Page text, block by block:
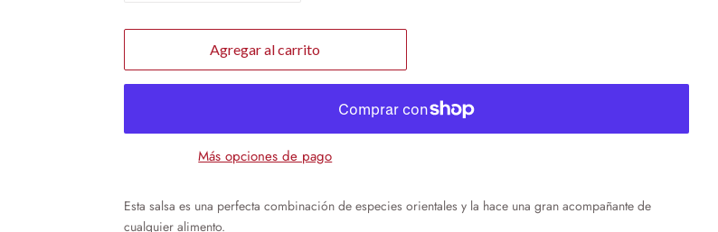
Agregar al carrito
Más opciones de pago
Esta salsa es una perfecta combinación de especies orientales y la hace una gran acompañante de
cualquier alimento.